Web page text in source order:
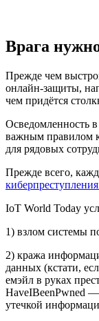
Врага
Прежде чем
онлайн-защиты,
чем придётся
Осведомленность в
важным правилом
для рядовых
Прежде всего,
IoT World Today
1) взлом системы
2) кража
данных (кстати,
емэйл в руках
HaveIBeenPwned —
утечкой